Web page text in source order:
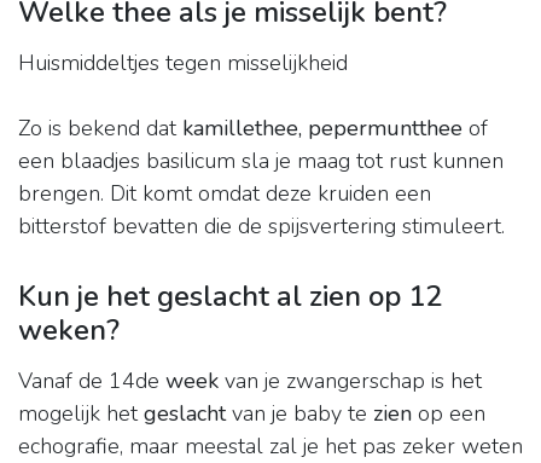
Welke thee als je misselijk bent?
Huismiddeltjes tegen misselijkheid
Zo is bekend dat kamillethee, pepermuntthee of
een blaadjes basilicum sla je maag tot rust kunnen
brengen. Dit komt omdat deze kruiden een
bitterstof bevatten die de spijsvertering stimuleert.
Kun je het geslacht al zien op 12
weken?
Vanaf de 14de week van je zwangerschap is het
mogelijk hetgeslachtvan je baby te zien op een
echografie, maar meestal zal je het pas zeker weten